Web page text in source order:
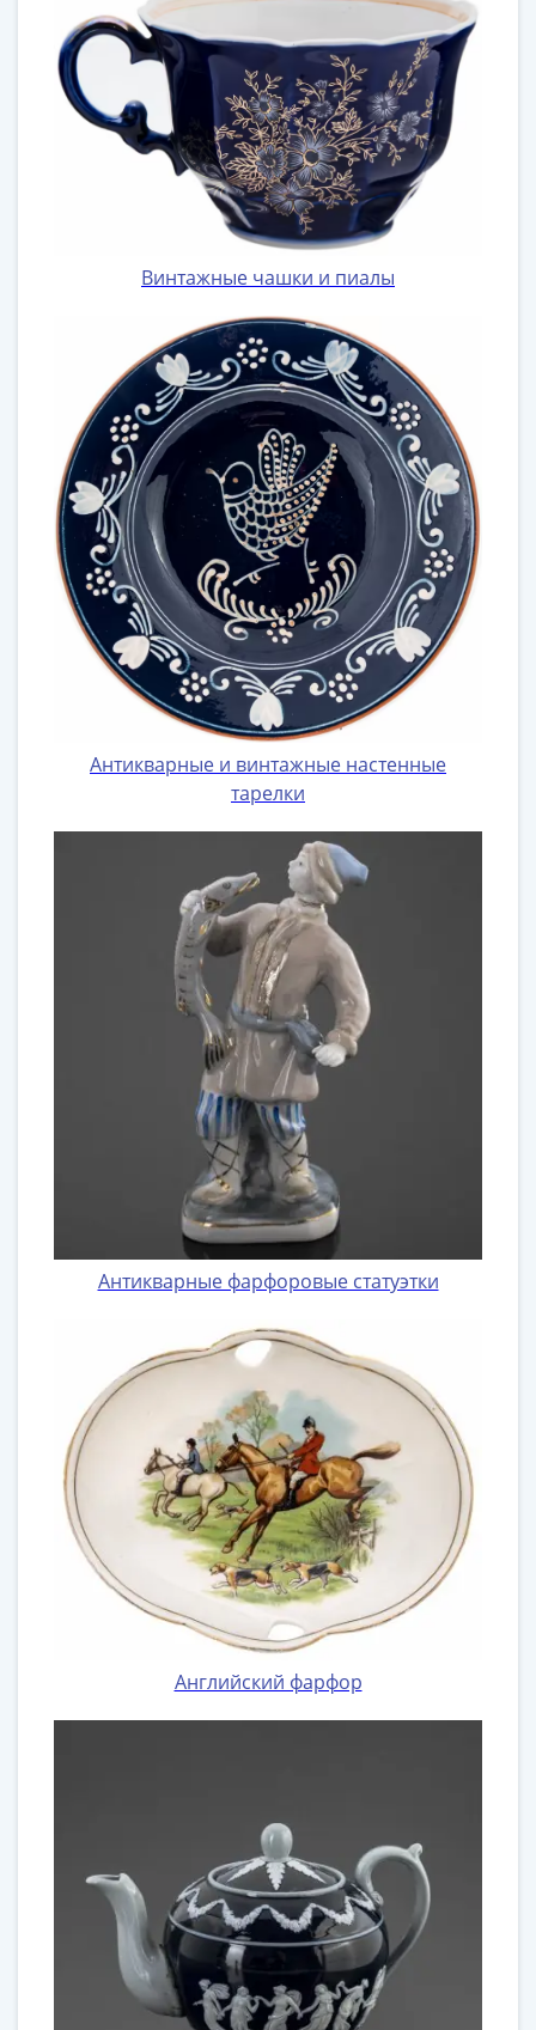
Винтажные чашки и пиалы
Антикварные и винтажные настенные
тарелки
Антикварные фарфоровые статуэтки
Английский фарфор